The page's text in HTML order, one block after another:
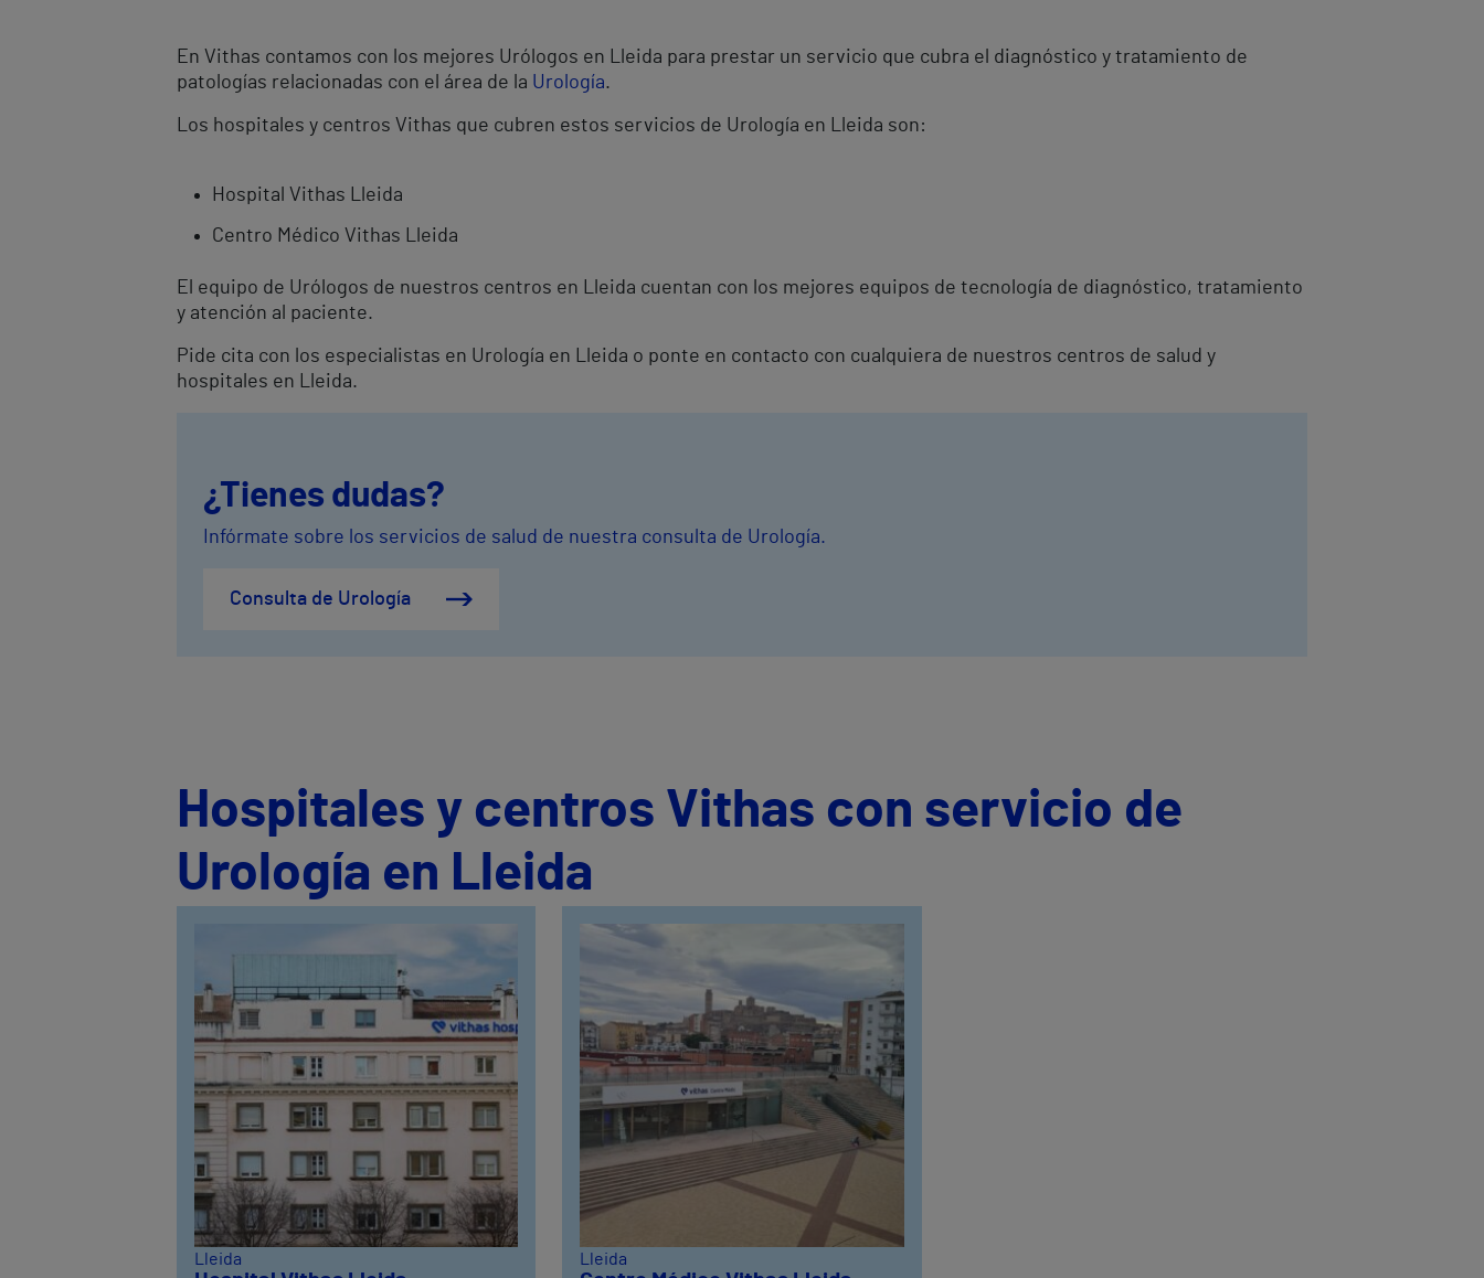
En Vithas contamos con los mejores Urólogos en Lleida para prestar un servicio que cubra el diagnóstico y tratamiento de
patologías relacionadas con el área de la Urología.
Los hospitales y centros Vithas que cubren estos servicios de Urología en Lleida son:
Hospital Vithas Lleida
Centro Médico Vithas Lleida
El equipo de Urólogos de nuestros centros en Lleida cuentan con los mejores equipos de tecnología de diagnóstico, tratamiento
y atención al paciente.
Pide cita con los especialistas en Urología en Lleida o ponte en contacto con cualquiera de nuestros centros de salud y
hospitales en Lleida.
¿Tienes dudas?
Infórmate sobre los servicios de salud de nuestra consulta de Urología.
Consulta de Urología
Hospitales y centros Vithas con servicio de
Urología en Lleida
Lleida Lleida